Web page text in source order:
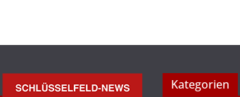
Kategorien